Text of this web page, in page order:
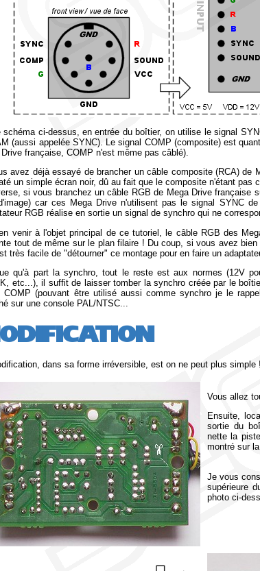
schéma ci-dessus, en entrée du boîtier, on utilise le signal
(aussi appelée SYNC). Le signal COMP (composite) est
française, COMP n'est même pas câblé).
avez déjà essayé de brancher un câble composite (RCA) de
un simple écran noir, dû au fait que le composite n'étant pas
si vous branchez un câble RGB de Mega Drive française
car ces Mega Drive n'utilisent pas le signal SYNC
RGB réalise en sortie un signal de synchro qui ne
venir à l'objet principal de ce tutoriel, le câble RGB des
tout de même sur le plan filaire ! Du coup, si vous avez
très facile de "détourner" ce montage pour en faire un
qu'à part la synchro, tout le reste est aux normes (12V
etc...), il suffit de laisser tomber la synchro créée par le
COMP (pouvant être utilisé aussi comme synchro je le
sur une console PAL/NTSC...
dans sa forme irréversible, est on ne peut plus simple !
Vous allez
Ensuite,
sortie du
nette la
montré sur
Je vous
supérieure
photo ci-